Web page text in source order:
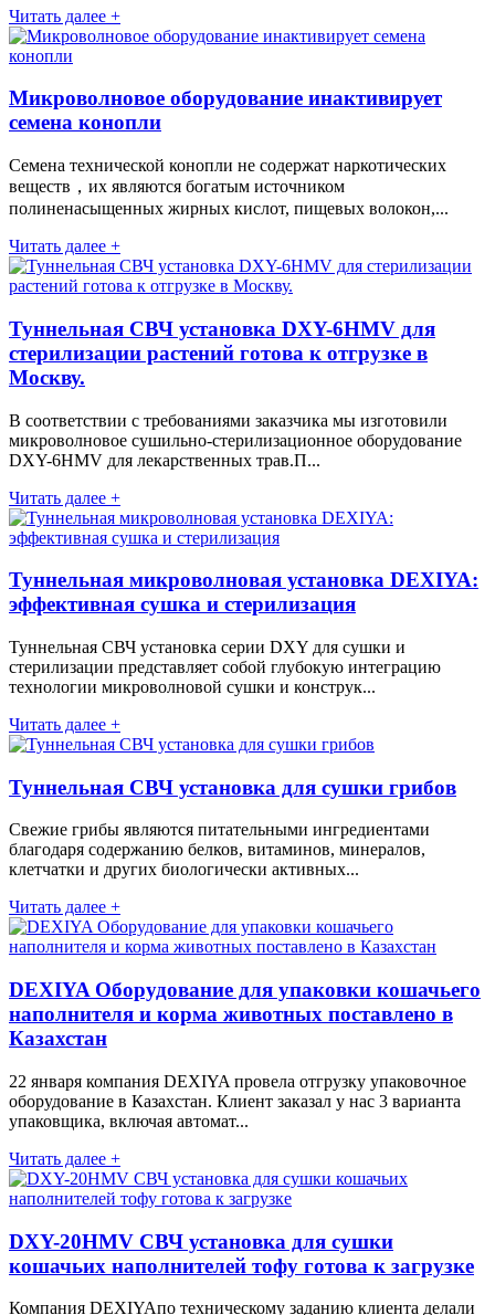
Читать далее +
Микроволновое оборудование инактивирует
семена конопли
Семена технической конопли не содержат наркотических
веществ，их являются богатым источником
полиненасыщенных жирных кислот, пищевых волокон,...
Читать далее +
Туннельная СВЧ установка DXY-6HMV для
стерилизации растений готова к отгрузке в
Москву.
В соответствии с требованиями заказчика мы изготовили
микроволновое сушильно-стерилизационное оборудование
DXY-6HMV для лекарственных трав.П...
Читать далее +
Туннельная микроволновая установка DEXIYA:
эффективная сушка и стерилизация
Туннельная СВЧ установка серии DXY для сушки и
стерилизации представляет собой глубокую интеграцию
технологии микроволновой сушки и конструк...
Читать далее +
Туннельная СВЧ установка для сушки грибов
Свежие грибы являются питательными ингредиентами
благодаря содержанию белков, витаминов, минералов,
клетчатки и других биологически активных...
Читать далее +
DEXIYA Оборудование для упаковки кошачьего
наполнителя и корма животных поставлено в
Казахстан
22 января компания DEXIYA провела отгрузку упаковочное
оборудование в Казахстан. Клиент заказал у нас 3 варианта
упаковщика, включая автомат...
Читать далее +
DXY-20HMV СВЧ установка для сушки
кошачьих наполнителей тофу готова к загрузке
Компания DEXIYAпо техническому заданию клиента делали